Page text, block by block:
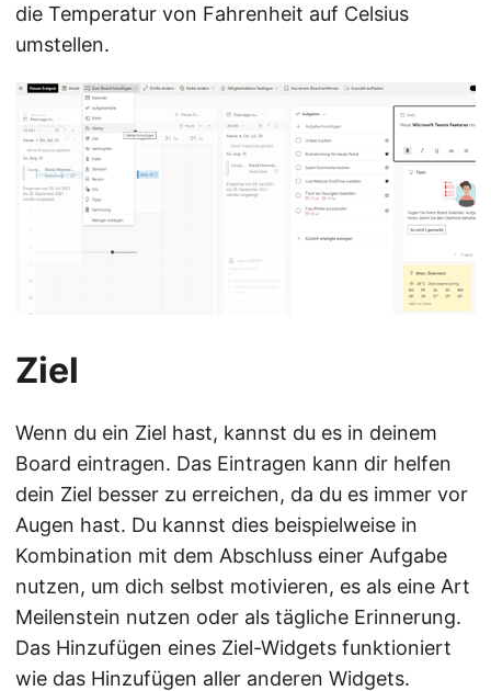
die Temperatur von Fahrenheit auf Celsius
umstellen.
Ziel
Wenn du ein Ziel hast, kannst du es in deinem
Board eintragen. Das Eintragen kann dir helfen
dein Ziel besser zu erreichen, da du es immer vor
Augen hast. Du kannst dies beispielweise in
Kombination mit dem Abschluss einer Aufgabe
nutzen, um dich selbst motivieren, es als eine Art
Meilenstein nutzen oder als tägliche Erinnerung.
Das Hinzufügen eines Ziel-Widgets funktioniert
wie das Hinzufügen aller anderen Widgets.